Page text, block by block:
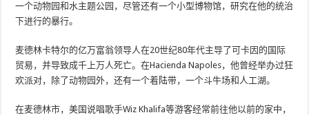
一个动物园和水主题公园，尽管还有一个小型博物馆，研究在他的统治
下进行的暴行。
麦德林卡特尔的亿万富翁领导人在20世纪80年代主导了可卡因的国际
贸易，并导致成千上万人死亡。在Hacienda Napoles，他曾经举办过狂
欢派对，除了动物园外，还有一个着陆带，一个斗牛场和人工湖。
在麦德林市，美国说唱歌手Wiz Khalifa等游客经常前往他以前的家中，